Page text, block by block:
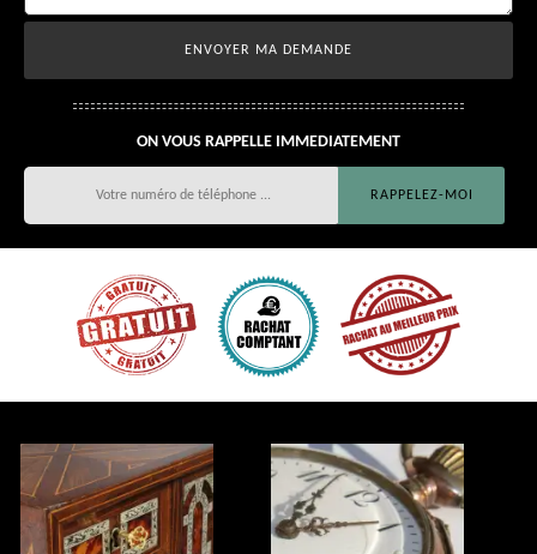
ON VOUS RAPPELLE IMMEDIATEMENT